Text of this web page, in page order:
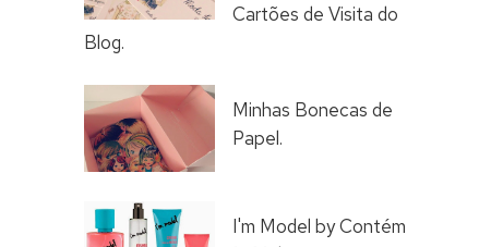
Cartões de Visita do
Blog.
Minhas Bonecas de
Papel.
I'm Model by Contém